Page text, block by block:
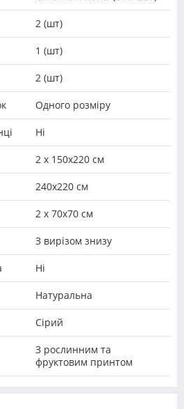
2 (шт)
1 (шт)
2 (шт)
Одного розміру
Ні
2 х 150х220 см
240х220 см
2 х 70х70 см
З вирізом знизу
Ні
Натуральна
Сірий
З рослинним та
фруктовим принтом